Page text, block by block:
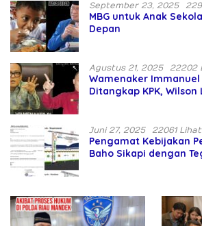
September 23, 2025
MBG untuk Anak
Depan
Agustus 21, 2025 22202
Wamenaker Immanuel
Ditangkap KPK,
Juni 27, 2025 22061 Lihat
Pengamat Kebijakan
Baho Sikapi dengan